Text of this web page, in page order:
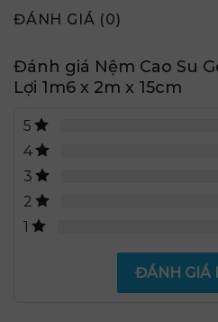
ĐÁNH GIÁ (0)
Đánh giá Nệm Cao Su
Lợi 1m6 x 2m x 15cm
5
4
3
2
1
ĐÁNH GIÁ